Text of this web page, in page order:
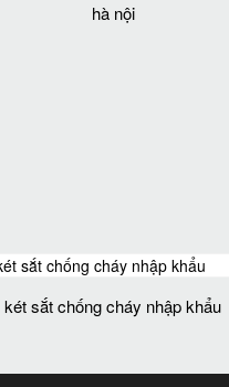
hà nội
két sắt chống cháy nhập khẩu